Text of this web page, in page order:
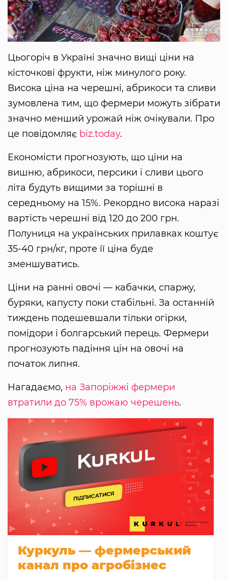
Цьогоріч в Україні значно вищі ціни на
кісточкові фрукти, ніж минулого року.
Висока ціна на черешні, абрикоси та сливи
зумовлена тим, що фермери можуть зібрати
значно менший урожай ніж очікували. Про
це повідомляє biz.today.
Економісти прогнозують, що ціни на
вишню, абрикоси, персики і сливи цього
літа будуть вищими за торішні в
середньому на 15%. Рекордно висока наразі
вартість черешні від 120 до 200 грн.
Полуниця на українських прилавках коштує
35-40 грн/кг, проте її ціна буде
зменшуватись.
Ціни на ранні овочі — кабачки, спаржу,
буряки, капусту поки стабільні. За останній
тиждень подешевшали тільки огірки,
помідори і болгарський перець. Фермери
прогнозують падіння цін на овочі на
початок липня.
Нагадаємо, на Запоріжжі фермери
втратили до 75% врожаю черешень.
Куркуль — фермерський
канал про агробізнес